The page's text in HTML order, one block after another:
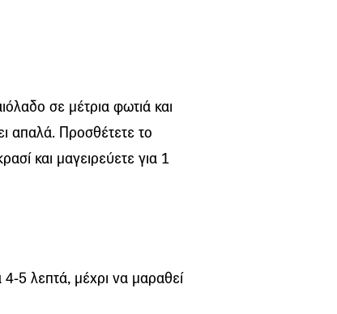
σε μέτρια φωτιά και
απαλά. Προσθέτετε το
και μαγειρεύετε για 1
4-5 λεπτά, μέχρι να μαραθεί